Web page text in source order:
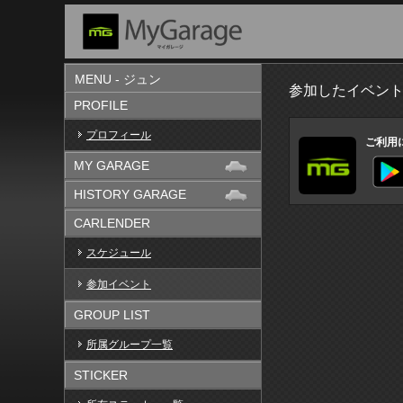
MENU - ジュン
PROFILE
プロフィール
MY GARAGE
HISTORY GARAGE
CARLENDER
スケジュール
参加イベント
GROUP LIST
所属グループ一覧
STICKER
参加したイベン
ご利用